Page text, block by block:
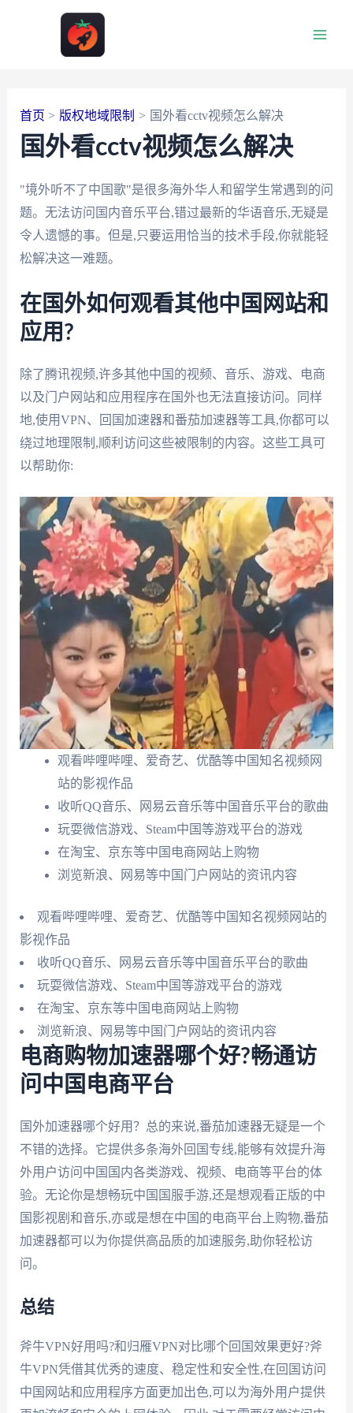
首页 版权地域限制 国外看cctv视频怎么解决
国外看cctv视频怎么解决
"境外听不了中国歌"是很多海外华人和留学生常遇到的问
题。无法访问国内音乐平台,错过最新的华语音乐,无疑是
令人遗憾的事。但是,只要运用恰当的技术手段,你就能轻
松解决这一难题。
在国外如何观看其他中国网站和
应用?
除了腾讯视频,许多其他中国的视频、音乐、游戏、电商
以及门户网站和应用程序在国外也无法直接访问。同样
地,使用VPN、回国加速器和番茄加速器等工具,你都可以
绕过地理限制,顺利访问这些被限制的内容。这些工具可
以帮助你:
观看哔哩哔哩、爱奇艺、优酷等中国知名视频网
站的影视作品
收听QQ音乐、网易云音乐等中国音乐平台的歌曲
玩耍微信游戏、Steam中国等游戏平台的游戏
在淘宝、京东等中国电商网站上购物
浏览新浪、网易等中国门户网站的资讯内容
观看哔哩哔哩、爱奇艺、优酷等中国知名视频网站的
影视作品
收听QQ音乐、网易云音乐等中国音乐平台的歌曲
玩耍微信游戏、Steam中国等游戏平台的游戏
在淘宝、京东等中国电商网站上购物
浏览新浪、网易等中国门户网站的资讯内容
电商购物加速器哪个好?畅通访
问中国电商平台
国外加速器哪个好用？总的来说,番茄加速器无疑是一个
不错的选择。它提供多条海外回国专线,能够有效提升海
外用户访问中国国内各类游戏、视频、电商等平台的体
验。无论你是想畅玩中国国服手游,还是想观看正版的中
国影视剧和音乐,亦或是想在中国的电商平台上购物,番茄
加速器都可以为你提供高品质的加速服务,助你轻松访
问。
总结
斧牛VPN好用吗?和归雁VPN对比哪个回国效果更好?斧
牛VPN凭借其优秀的速度、稳定性和安全性,在回国访问
中国网站和应用程序方面更加出色,可以为海外用户提供